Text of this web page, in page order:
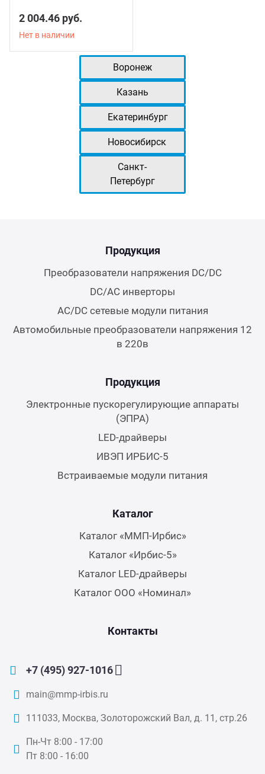
2 004.46 руб.
Нет в наличии
Воронеж
Казань
Екатеринбург
Новосибирск
Санкт-
Петербург
Продукция
Преобразователи напряжения DC/DC
DC/AC инверторы
AC/DC сетевые модули питания
Автомобильные преобразователи напряжения 12
в 220в
Продукция
Электронные пускорегулирующие аппараты
(ЭПРА)
LED-драйверы
ИВЭП ИРБИС-5
Встраиваемые модули питания
Каталог
Каталог «ММП-Ирбис»
Каталог «Ирбис-5»
Каталог LED-драйверы
Каталог ООО «Номинал»
Контакты
+7 (495) 927-1016
main@mmp-irbis.ru
111033, Москва, Золоторожский Вал, д. 11, стр.26
Пн-Чт 8:00 - 17:00
Пт 8:00 - 16:00